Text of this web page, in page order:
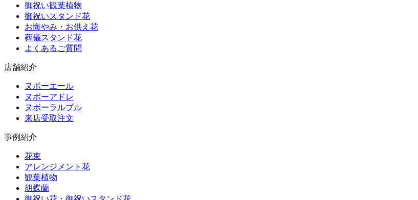
御祝い観葉植物
御祝いスタンド花
お悔やみ・お供え花
葬儀スタンド花
よくあるご質問
店舗紹介
ヌボーエール
ヌボーアドレ
ヌボーラルブル
来店受取注文
事例紹介
花束
アレンジメント花
観葉植物
胡蝶蘭